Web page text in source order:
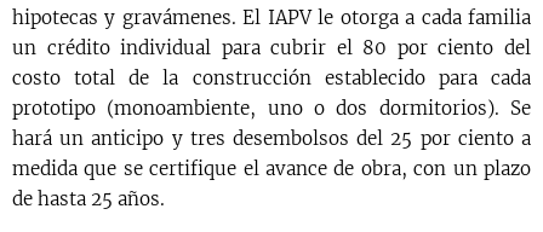
hipotecas y gravámenes. El IAPV le otorga a cada familia
un crédito individual para cubrir el 80 por ciento del
costo total de la construcción establecido para cada
prototipo (monoambiente, uno o dos dormitorios). Se
hará un anticipo y tres desembolsos del 25 por ciento a
medida que se certifique el avance de obra, con un plazo
de hasta 25 años.